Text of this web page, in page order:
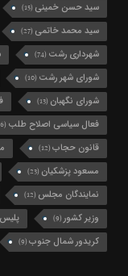
سید حسن خمینی (15)
سید محمد خاتمی (27)
شهرداری رشت (74)
شورای شهر رشت (10)
شورای نگهبان (13)
فعال سیاسی اصلاح طلب (16)
قانون حجاب(12)
مسعود پزشکیان (23)
نمایندگان مجلس (12)
وزیر کشور(9) پلیس
کریدور شمال جنوب(9)